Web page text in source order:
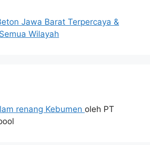
Jawa Barat Terpercaya &
Wilayah
renang Kebumen oleh PT